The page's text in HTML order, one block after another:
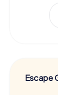
Escape